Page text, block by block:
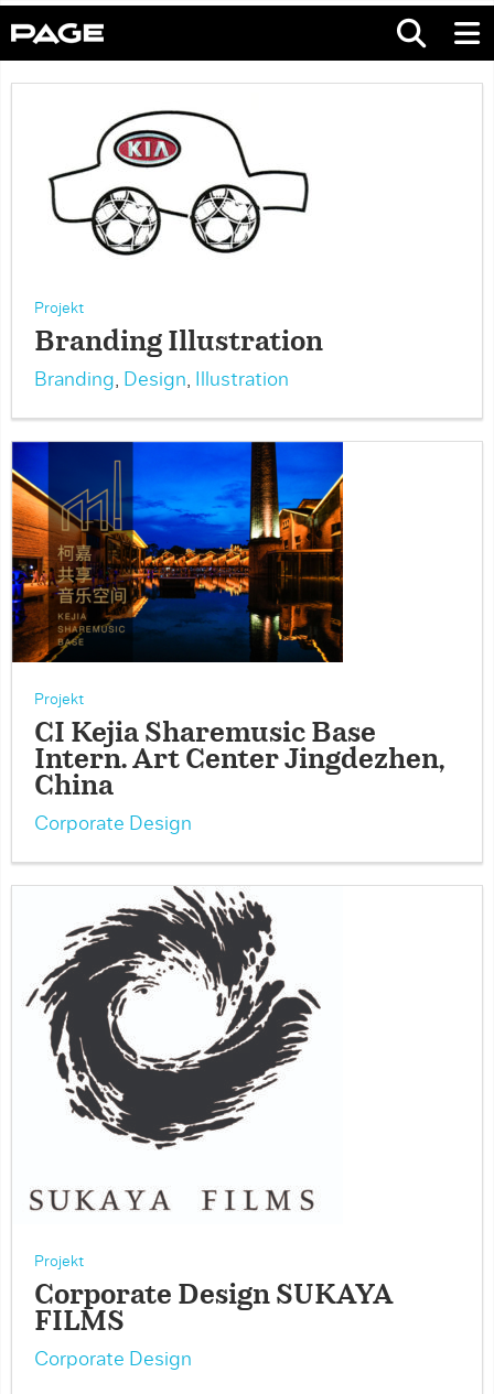
Projekt
Branding Illustration
Branding, Design, Illustration
Projekt
CI Kejia Sharemusic Base
Intern. Art Center Jingdezhen,
China
Corporate Design
Projekt
Corporate Design SUKAYA
FILMS
Corporate Design